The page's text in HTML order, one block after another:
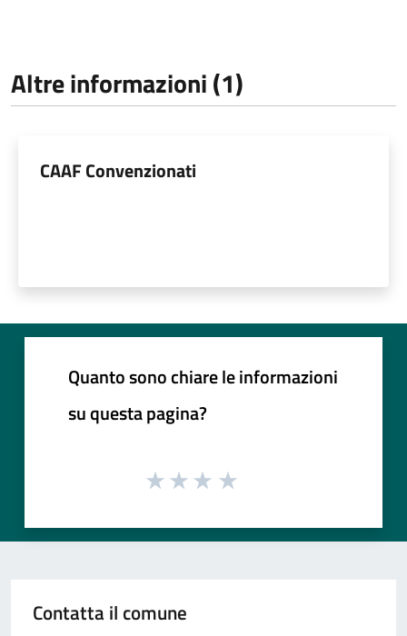
Altre informazioni (1)
CAAF Convenzionati
Quanto sono chiare le informazioni
su questa pagina?
Contatta il comune